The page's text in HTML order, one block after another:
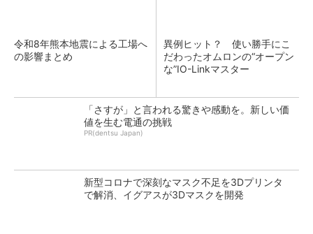
令和8年熊本地震による工場へ
の影響まとめ
異例ヒット？ 使い勝手にこ
だわったオムロンの“オープン
な”IO-Linkマスター
「さすが」と言われる驚きや感動を。新しい価
値を生む電通の挑戦
PR(dentsu Japan)
新型コロナで深刻なマスク不足を3Dプリンタ
で解消、イグアスが3Dマスクを開発